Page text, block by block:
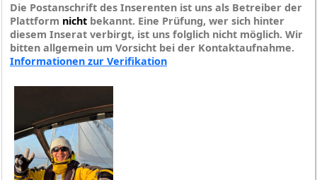
Die Postanschrift des Inserenten ist uns als Betreiber der
Plattform nicht bekannt. Eine Prüfung, wer sich hinter
diesem Inserat verbirgt, ist uns folglich nicht möglich. Wir
bitten allgemein um Vorsicht bei der Kontaktaufnahme.
Informationen zur Verifikation